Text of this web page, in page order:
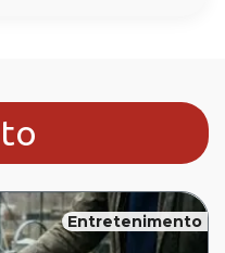
Entretenimento